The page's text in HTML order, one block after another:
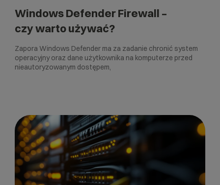
Windows Defender Firewall –
czy warto używać?
Zapora Windows Defender ma za zadanie chronić system
operacyjny oraz dane użytkownika na komputerze przed
nieautoryzowanym dostępem,